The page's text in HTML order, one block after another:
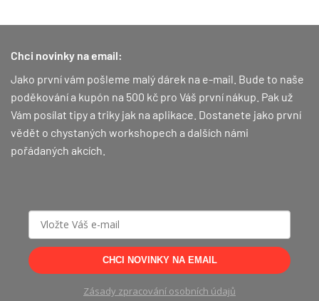
Chci novinky na email:
Jako první vám pošleme malý dárek na e-mail. Bude to naše
poděkování a kupón na 500 kč pro Váš první nákup. Pak už
Vám posílat tipy a triky jak na aplikace. Dostanete jako první
vědět o chystaných workshopech a dalších námi
pořádaných akcích.
CHCI NOVINKY NA EMAIL
Zásady zpracování osobních údajů